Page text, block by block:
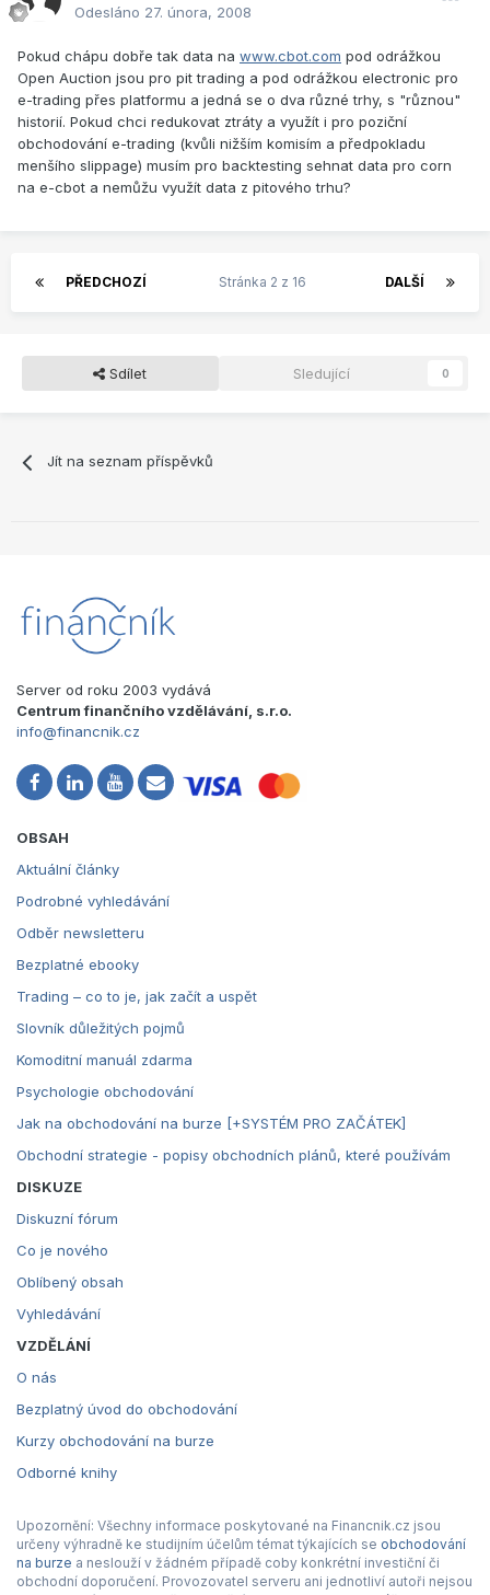
Odesláno 27. února, 2008
Pokud chápu dobře tak data na www.cbot.com pod odrážkou
Open Auction jsou pro pit trading a pod odrážkou electronic pro
e-trading přes platformu a jedná se o dva různé trhy, s "různou"
historií. Pokud chci redukovat ztráty a využít i pro poziční
obchodování e-trading (kvůli nižším komisím a předpokladu
menšího slippage) musím pro backtesting sehnat data pro corn
na e-cbot a nemůžu využít data z pitového trhu?
PŘEDCHOZÍ DALŠÍ
Stránka 2 z 16
Sdílet Sledující 0
Jít na seznam příspěvků
Server od roku 2003 vydává
Centrum finančního vzdělávání, s.r.o.
info@financnik.cz
OBSAH
Aktuální články
Podrobné vyhledávání
Odběr newsletteru
Bezplatné ebooky
Trading – co to je, jak začít a uspět
Slovník důležitých pojmů
Komoditní manuál zdarma
Psychologie obchodování
Jak na obchodování na burze [+SYSTÉM PRO ZAČÁTEK]
Obchodní strategie - popisy obchodních plánů, které používám
DISKUZE
Diskuzní fórum
Co je nového
Oblíbený obsah
Vyhledávání
VZDĚLÁNÍ
O nás
Bezplatný úvod do obchodování
Kurzy obchodování na burze
Odborné knihy
Upozornění: Všechny informace poskytované na Financnik.cz jsou
určeny výhradně ke studijním účelům témat týkajících se obchodování
na burze a neslouží v žádném případě coby konkrétní investiční či
obchodní doporučení. Provozovatel serveru ani jednotliví autoři nejsou